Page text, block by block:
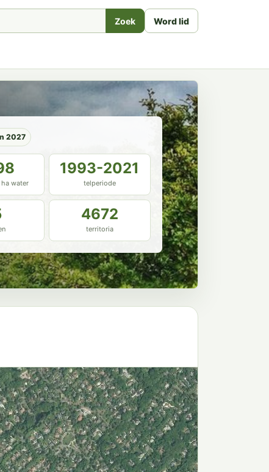
Zoek Word lid
2027
water
1993-2021
telperiode
4672
territoria